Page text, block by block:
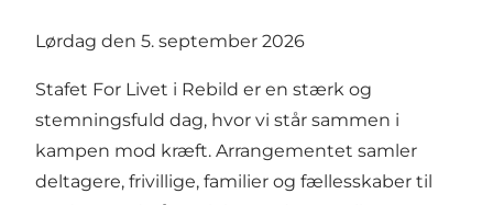
Lørdag den 5. september 2026
Stafet For Livet i Rebild er en stærk og
stemningsfuld dag, hvor vi står sammen i
kampen mod kræft. Arrangementet samler
deltagere, frivillige, familier og fællesskaber til